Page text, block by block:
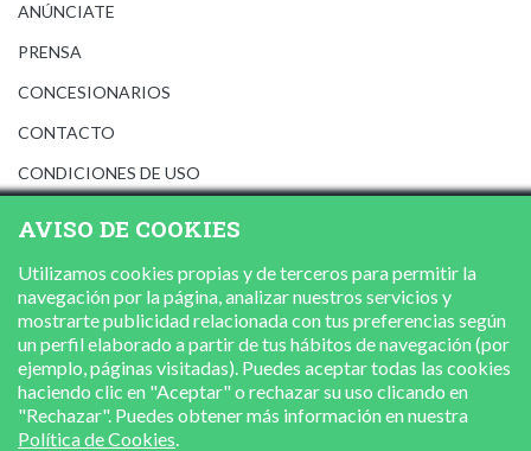
ANÚNCIATE
PRENSA
CONCESIONARIOS
CONTACTO
CONDICIONES DE USO
POLÍTICA DE COOKIES
AVISO DE COOKIES
Utilizamos cookies propias y de terceros para permitir la
navegación por la página, analizar nuestros servicios y
mostrarte publicidad relacionada con tus preferencias según
un perfil elaborado a partir de tus hábitos de navegación (por
ejemplo, páginas visitadas). Puedes aceptar todas las cookies
haciendo clic en "Aceptar" o rechazar su uso clicando en
"Rechazar". Puedes obtener más información en nuestra
Política de Cookies.